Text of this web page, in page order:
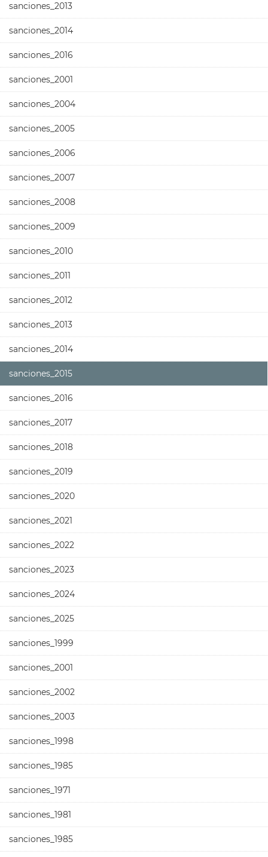
sanciones_2013
sanciones_2014
sanciones_2016
sanciones_2001
sanciones_2004
sanciones_2005
sanciones_2006
sanciones_2007
sanciones_2008
sanciones_2009
sanciones_2010
sanciones_2011
sanciones_2012
sanciones_2013
sanciones_2014
sanciones_2015
sanciones_2016
sanciones_2017
sanciones_2018
sanciones_2019
sanciones_2020
sanciones_2021
sanciones_2022
sanciones_2023
sanciones_2024
sanciones_2025
sanciones_1999
sanciones_2001
sanciones_2002
sanciones_2003
sanciones_1998
sanciones_1985
sanciones_1971
sanciones_1981
sanciones_1985